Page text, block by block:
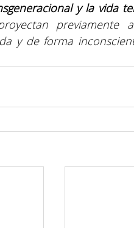
y la vida
previamente
y de forma